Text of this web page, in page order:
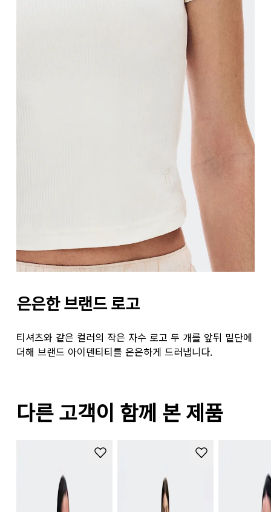
은은한 브랜드 로고
티셔츠와 같은 컬러의 작은 자수 로고 두 개를 앞뒤 밑단에
더해 브랜드 아이덴티티를 은은하게 드러냅니다.
다른 고객이 함께 본 제품